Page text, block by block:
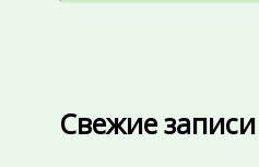
Свежие записи